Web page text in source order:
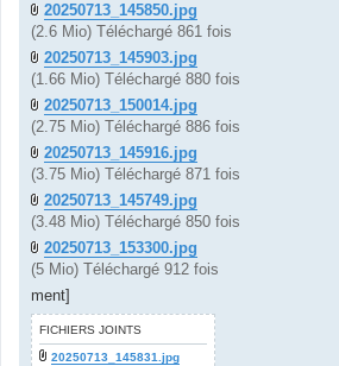
20250713_145850.jpg
(2.6 Mio) Téléchargé 861 fois
20250713_145903.jpg
(1.66 Mio) Téléchargé 880 fois
20250713_150014.jpg
(2.75 Mio) Téléchargé 886 fois
20250713_145916.jpg
(3.75 Mio) Téléchargé 871 fois
20250713_145749.jpg
(3.48 Mio) Téléchargé 850 fois
20250713_153300.jpg
(5 Mio) Téléchargé 912 fois
ment]
FICHIERS JOINTS
20250713_145831.jpg